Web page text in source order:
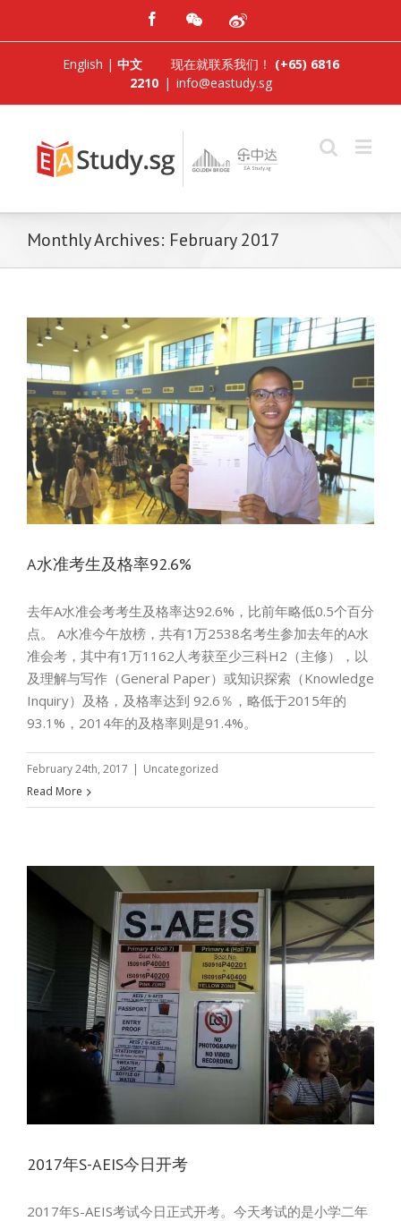
English | 中文 现在就联系我们！ (+65) 6816
2210 | info@eastudy.sg
Monthly Archives: February 2017
A水准考生及格率92.6%
去年A水准会考考生及格率达92.6%，比前年略低0.5个百分
点。 A水准今午放榜，共有1万2538名考生参加去年的A水
准会考，其中有1万1162人考获至少三科H2（主修），以
及理解与写作（General Paper）或知识探索（Knowledge
Inquiry）及格，及格率达到 92.6％，略低于2015年的
93.1%，2014年的及格率则是91.4%。
February 24th, 2017
Uncategorized
Read More
2017年S-AEIS今日开考
2017年S-AEIS考试今日正式开考。今天考试的是小学二年